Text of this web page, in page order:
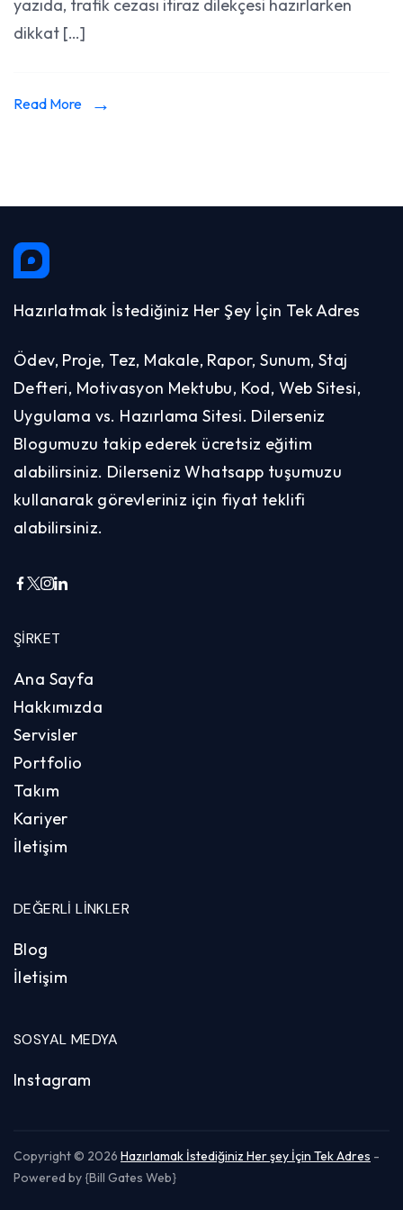
yazıda, trafik cezası itiraz dilekçesi hazırlarken
dikkat […]
Read More
Hazırlatmak İstediğiniz Her Şey İçin Tek Adres
Ödev, Proje, Tez, Makale, Rapor, Sunum, Staj
Defteri, Motivasyon Mektubu, Kod, Web Sitesi,
Uygulama vs. Hazırlama Sitesi. Dilerseniz
Blogumuzu takip ederek ücretsiz eğitim
alabilirsiniz. Dilerseniz Whatsapp tuşumuzu
kullanarak görevleriniz için fiyat teklifi
alabilirsiniz.
ŞIRKET
Ana Sayfa
Hakkımızda
Servisler
Portfolio
Takım
Kariyer
İletişim
DEĞERLI LINKLER
Blog
İletişim
SOSYAL MEDYA
Instagram
Copyright © 2026 Hazırlamak İstediğiniz Her şey İçin Tek Adres -
Powered by {Bill Gates Web}